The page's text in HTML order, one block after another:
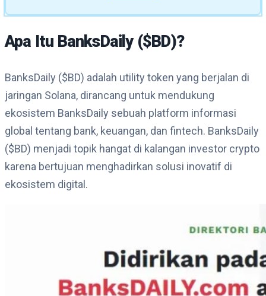
Apa Itu BanksDaily ($BD)?
BanksDaily ($BD) adalah utility token yang berjalan di
jaringan Solana, dirancang untuk mendukung
ekosistem BanksDaily sebuah platform informasi
global tentang bank, keuangan, dan fintech. BanksDaily
($BD) menjadi topik hangat di kalangan investor crypto
karena bertujuan menghadirkan solusi inovatif di
ekosistem digital.